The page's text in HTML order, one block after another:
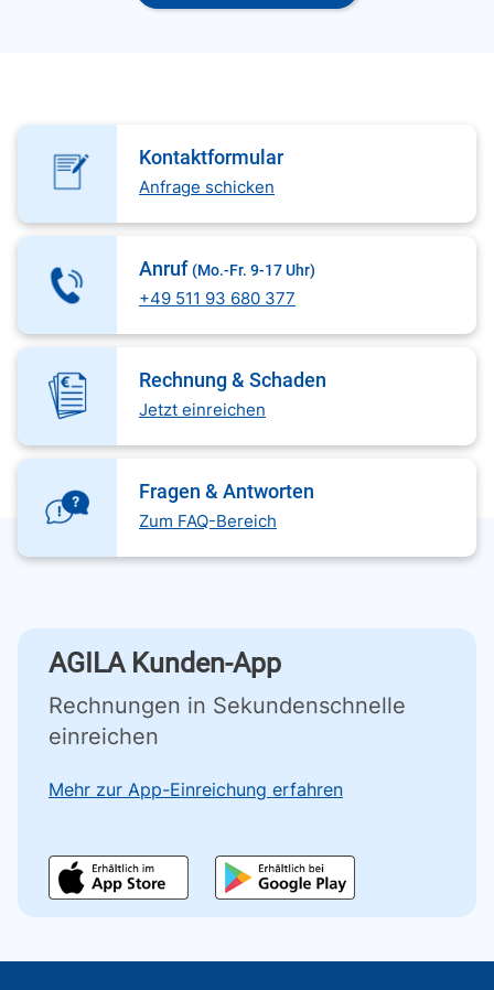
Kontaktformular
Anfrage schicken
Anruf (Mo.-Fr. 9-17 Uhr)
+49 511 93 680 377
Rechnung & Schaden
Jetzt einreichen
Fragen & Antworten
Zum FAQ-Bereich
AGILA Kunden-App
Rechnungen in Sekundenschnelle
einreichen
Mehr zur App-Einreichung erfahren